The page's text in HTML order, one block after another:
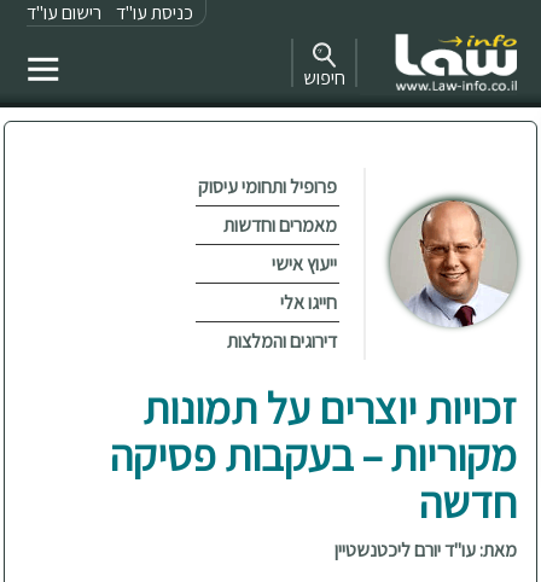
כניסת עו"ד רישום עו"ד
חיפוש
פרופיל ותחומי עיסוק
מאמרים וחדשות
ייעוץ אישי
חייגו אלי
דירוגים והמלצות
זכויות יוצרים על תמונות
מקוריות – בעקבות פסיקה
חדשה
מאת: עו"ד יורם ליכטנשטיין